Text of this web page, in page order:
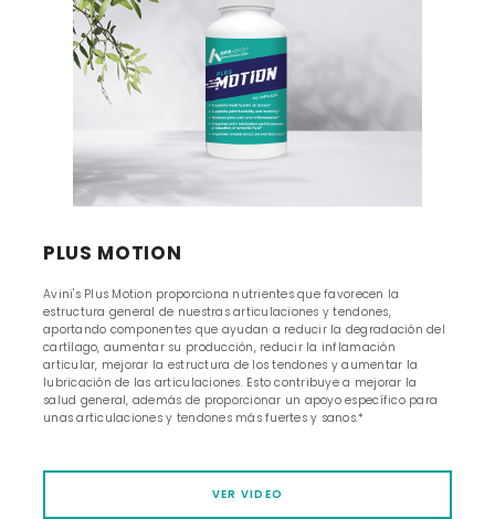
PLUS MOTION
Avini's Plus Motion proporciona nutrientes que favorecen la
estructura general de nuestras articulaciones y tendones,
aportando componentes que ayudan a reducir la degradación del
cartílago, aumentar su producción, reducir la inflamación
articular, mejorar la estructura de los tendones y aumentar la
lubricación de las articulaciones. Esto contribuye a mejorar la
salud general, además de proporcionar un apoyo específico para
unas articulaciones y tendones más fuertes y sanos.*
VER VIDEO